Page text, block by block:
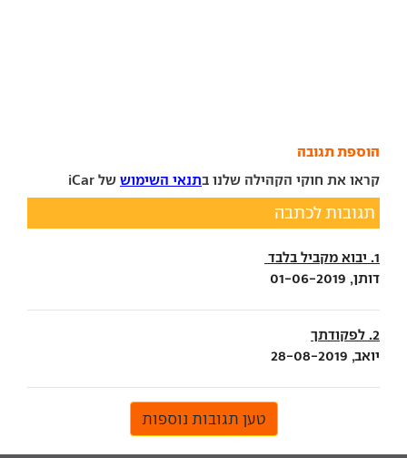
הוספת תגובה
קראו את חוקי הקהילה שלנו בתנאי השימוש של iCar
תגובות לכתבה
1. יבוא מקביל בלבד
דותן, 01-06-2019
2. לפקודתך
יואב, 28-08-2019
טען תגובות נוספות